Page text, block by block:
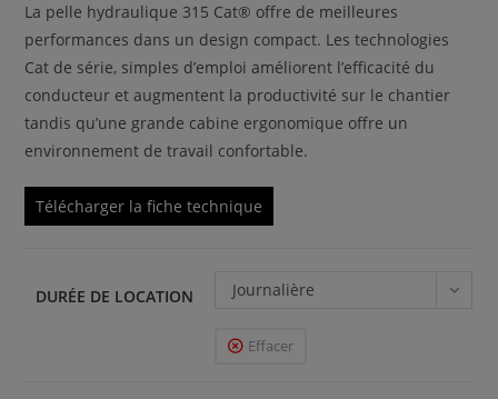
La pelle hydraulique 315 Cat® offre de meilleures
performances dans un design compact. Les technologies
Cat de série, simples d’emploi améliorent l’efficacité du
conducteur et augmentent la productivité sur le chantier
tandis qu’une grande cabine ergonomique offre un
environnement de travail confortable.
Télécharger la fiche technique
DURÉE DE LOCATION Journalière
Effacer